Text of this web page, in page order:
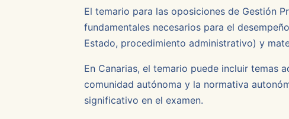
El temario para las oposiciones de Gestión
fundamentales necesarios para el
Estado, procedimiento administrativo) y
En Canarias, el temario puede incluir temas
comunidad autónoma y la normativa
significativo en el examen.